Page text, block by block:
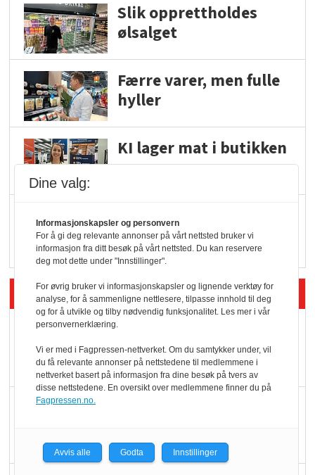
Slik opprettholdes
ølsalget
Færre varer, men fulle
hyller
KI lager mat i butikken
Q passerte 1 milliard i
Rema i 2025
Siste artikler - Økologisk
Kolonihagens norske
yoghurt: Trues av
melkemangel
hederspris
Dine valg:
Informasjonskapsler og personvern
For å gi deg relevante annonser på vårt nettsted bruker vi
informasjon fra ditt besøk på vårt nettsted. Du kan reservere
deg mot dette under "Innstillinger".
For øvrig bruker vi informasjonskapsler og lignende verktøy for
analyse, for å sammenligne nettlesere, tilpasse innhold til deg
og for å utvikle og tilby nødvendig funksjonalitet. Les mer i vår
personvernerklæring.
Vi er med i Fagpressen-nettverket. Om du samtykker under, vil
du få relevante annonser på nettstedene til medlemmene i
nettverket basert på informasjon fra dine besøk på tvers av
disse nettstedene. En oversikt over medlemmene finner du på
Fagpressen.no.
Avvis alle Godta Innstillinger